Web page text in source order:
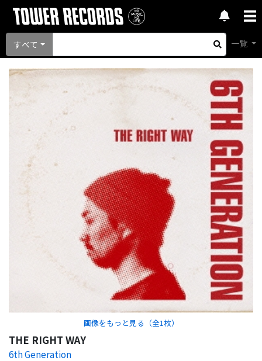
すべて 一覧
画像をもっと見る（全1 枚）
THE RIGHT WAY
6th Generation